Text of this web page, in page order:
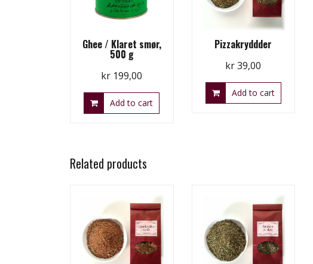
Ghee / Klaret smør,
500 g
kr 199,00
Add to cart
Pizzakryddder
kr39,00
Add to cart
Related products